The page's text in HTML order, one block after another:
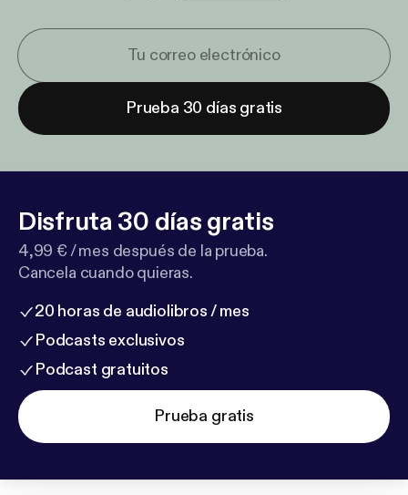
Prueba 30 días gratis
Disfruta 30 días gratis
4,99 € / mes después de la prueba.
Cancela cuando quieras.
20 horas de audiolibros / mes
Podcasts exclusivos
Podcast gratuitos
Prueba gratis